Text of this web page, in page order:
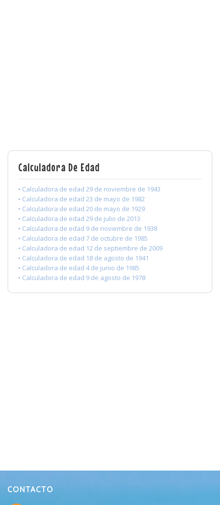
Calculadora De Edad
• Calculadora de edad 29 de noviembre de 1943
• Calculadora de edad 23 de mayo de 1982
• Calculadora de edad 20 de mayo de 1929
• Calculadora de edad 29 de julio de 2013
• Calculadora de edad 9 de noviembre de 1938
• Calculadora de edad 7 de octubre de 1985
• Calculadora de edad 12 de septiembre de 2009
• Calculadora de edad 18 de agosto de 1941
• Calculadora de edad 4 de junio de 1985
• Calculadora de edad 9 de agosto de 1978
CONTACTO